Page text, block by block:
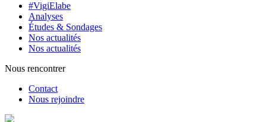
#VigiElabe
Analyses
Études & Sondages
Nos actualités
Nos actualités
Nous rencontrer
Contact
Nous rejoindre